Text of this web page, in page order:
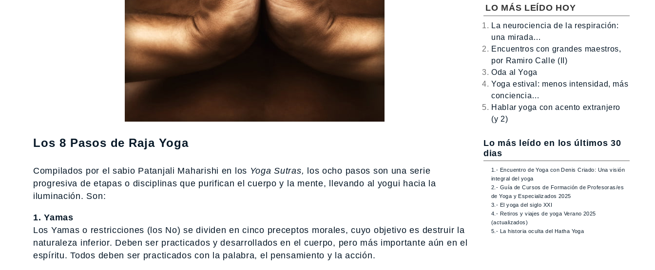
Los 8 Pasos de Raja Yoga
Compilados por el sabio Patanjali Maharishi en los Yoga Sutras,
los ocho pasos son una serie
progresiva de etapas o disciplinas que purifican el cuerpo y la mente, llevando al yogui hacia la
iluminación. Son:
1. Yamas
Los Yamas o restricciones (los No) se dividen en cinco preceptos morales, cuyo objetivo es destruir la
naturaleza inferior. Deben ser practicados y desarrollados en el cuerpo, pero más importante aún en el
espíritu. Todos deben ser practicados con la palabra, el pensamiento y la acción.
LO MÁS LEÍDO HOY
La neurociencia de la respiración:
una mirada…
Encuentros con grandes maestros,
por Ramiro Calle (II)
Oda al Yoga
Yoga estival: menos intensidad, más
conciencia…
Hablar yoga con acento extranjero
(y 2)
Lo más leído en los últimos 30
dias
1.- Encuentro de Yoga con Denis Criado: Una visión
integral del yoga
2.- Guía de Cursos de Formación de Profesoras/es
de Yoga y Especializados 2025
3.- El yoga del siglo XXI
4.- Retiros y viajes de yoga Verano 2025
(actualizados)
5.- La historia oculta del Hatha Yoga